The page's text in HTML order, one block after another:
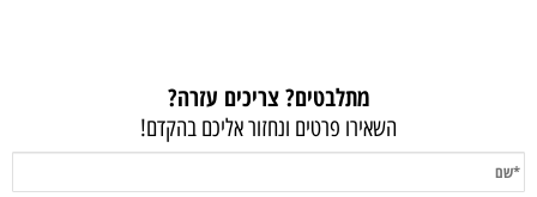
מתלבטים? צריכים עזרה?
השאירו פרטים ונחזור אליכם בהקדם!